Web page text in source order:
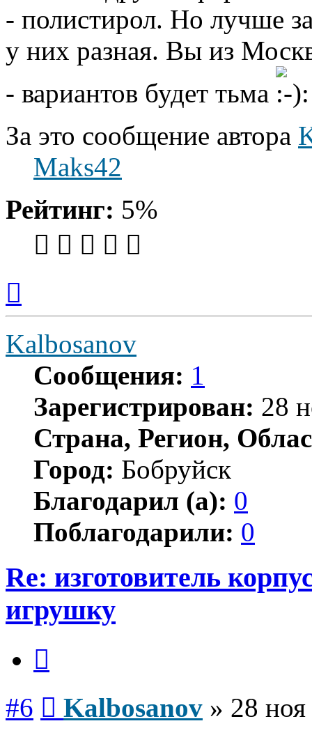
- полистирол. Но лучше
у них разная. Вы из
- вариантов будет тьма
За это сообщение автора
Maks42
Рейтинг: 5%
началу
Kalbosanov
Сообщения: 1
Зарегистрирован: 28
Страна, Регион,
Город: Бобруйск
Благодарил (а): 0
Поблагодарили: 0
Re: изготовитель
игрушку
#6 Kalbosanov » 28